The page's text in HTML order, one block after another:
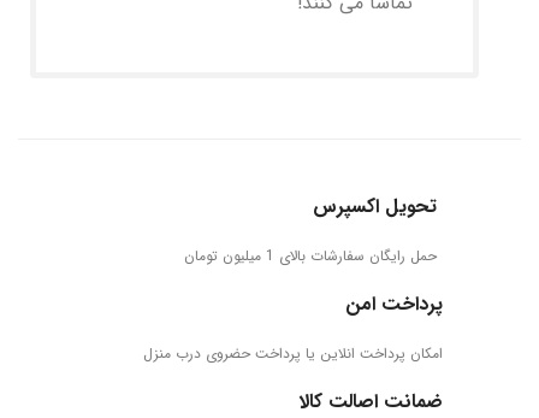
تحویل اکسپرس
حمل رایگان سفارشات بالای 1 میلیون تومان
پرداخت امن
امکان پرداخت انلاین یا پرداخت حضروی درب منزل
ضمانت اصالت کالا